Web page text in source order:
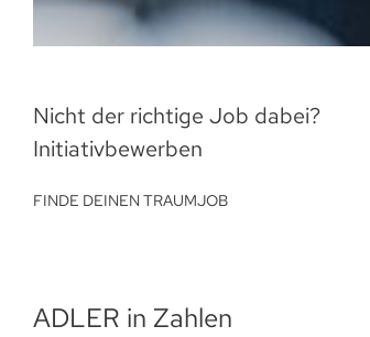
Nicht der richtige Job dabei?
Initiativbewerben
FINDE DEINEN TRAUMJOB
ADLER in Zahlen